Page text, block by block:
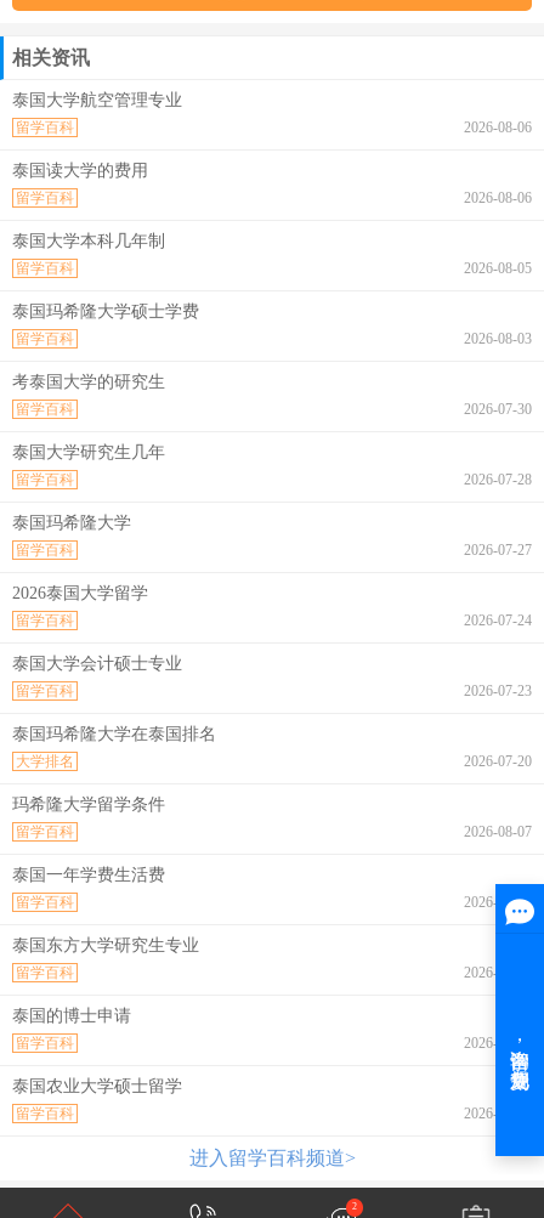
相关资讯
泰国大学航空管理专业
2026-08-06
留学百科
泰国读大学的费用
2026-08-06
留学百科
泰国大学本科几年制
2026-08-05
留学百科
泰国玛希隆大学硕士学费
2026-08-03
留学百科
考泰国大学的研究生
2026-07-30
留学百科
泰国大学研究生几年
2026-07-28
留学百科
泰国玛希隆大学
2026-07-27
留学百科
2026泰国大学留学
2026-07-24
留学百科
泰国大学会计硕士专业
2026-07-23
留学百科
泰国玛希隆大学在泰国排名
2026-07-20
大学排名
玛希隆大学留学条件
2026-08-07
留学百科
泰国一年学费生活费
2026-08-07
留学百科
泰国东方大学研究生专业
2026-08-07
留学百科
泰国的博士申请
2026-08-07
留学百科
泰国农业大学硕士留学
2026-08-07
留学百科
进入留学百科频道>
2